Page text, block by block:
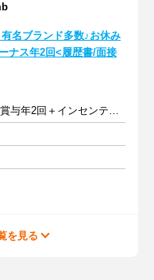
有名ブランド多数♪お休み
ナス年2回<履歴書/面接
月給23～25万円 ＋賞与年2回＋インセンティブ＋交通費
を見る